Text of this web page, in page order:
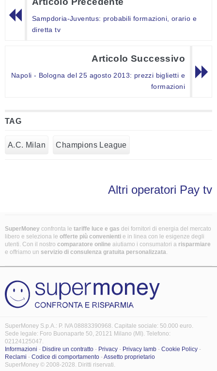
Sampdoria-Juventus: probabili formazioni, orario e
diretta tv
Articolo Successivo
Napoli - Bologna del 25 agosto 2013: prezzi biglietti e
formazioni
TAG
A.C. Milan Champions League
Altri operatori Pay tv
SuperMoney confronta le tariffe luce e gas dei fornitori di energia del mercato
libero e seleziona le offerte più convenienti e in linea con le esigenze degli
utenti. Con il nostro comparatore online aiutiamo i consumatori a risparmiare
e offriamo un servizio di consulenza gratuita personalizzata.
SuperMoney S.p.A.: P. IVA 08883390968. Capitale sociale: 50.000 euro.
Sede legale: Foro Buonaparte 50, 20121 Milano (MI). Telefono:
02124125047.
Informazioni - Disdire un contratto - Privacy - Privacy Iamb - Cookie Policy -
Reclami - Codice di comportamento -Assetto proprietario
SuperMoney © 2008-2028. Diritti riservati.